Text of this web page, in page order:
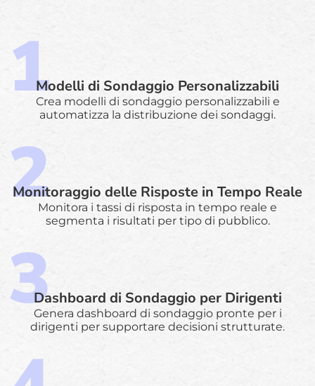
Modelli di Sondaggio Personalizzabili
Crea modelli di sondaggio personalizzabili e
automatizza la distribuzione dei sondaggi.
Monitoraggio delle Risposte in Tempo Reale
Monitora i tassi di risposta in tempo reale e
segmenta i risultati per tipo di pubblico.
Dashboard di Sondaggio per Dirigenti
Genera dashboard di sondaggio pronte per i
dirigenti per supportare decisioni strutturate.